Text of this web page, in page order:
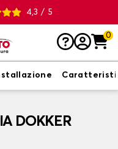
4,3 / 5
0
DOKKER